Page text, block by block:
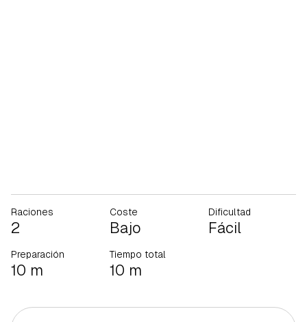
Raciones
2
Coste
Bajo
Dificultad
Fácil
Preparación
10 m
Tiempo total
10 m